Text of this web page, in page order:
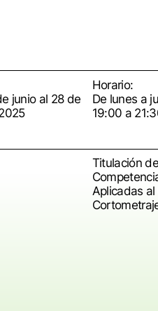
junio al 28 de
Horario:
De lunes a
19:00 a
Titulación
Aplicadas